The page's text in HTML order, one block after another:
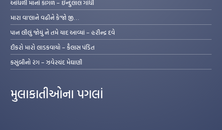
આંધળી માનો કાગળ – ઇન્દુલાલ ગાંધી
મારા વા’લાને વઢીને કે’જો જી…
પાન લીલું જોયું ને તમે યાદ આવ્યાં – હરીન્દ્ર દવે
દીકરો મારો લાડકવાયો – કૈલાસ પંડિત
કસુંબીનો રંગ – ઝવેરચંદ મેઘાણી
મુલાકાતીઓના પગલાં